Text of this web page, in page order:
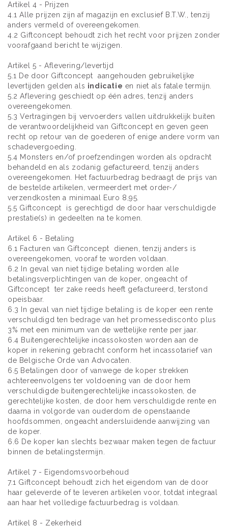
Artikel 4 - Prijzen
4.1 Alle prijzen zijn af magazijn en exclusief B.T.W., tenzij
anders vermeld of overeengekomen.
4.2 Giftconcept behoudt zich het recht voor prijzen zonder
voorafgaand bericht te wijzigen.
Artikel 5 - Aflevering/levertijd
5.1 De door Giftconcept aangehouden gebruikelijke
levertijden gelden als indicatie en niet als fatale termijn.
5.2 Aflevering geschiedt op één adres, tenzij anders
overeengekomen.
5.3 Vertragingen bij vervoerders vallen uitdrukkelijk buiten
de verantwoordelijkheid van Giftconcept en geven geen
recht op retour van de goederen of enige andere vorm van
schadevergoeding.
5.4 Monsters en/of proefzendingen worden als opdracht
behandeld en als zodanig gefactureerd, tenzij anders
overeengekomen. Het factuurbedrag bedraagt de prijs van
de bestelde artikelen, vermeerdert met order-/
verzendkosten a minimaal Euro 8,95.
5.5 Giftconcept is gerechtigd de door haar verschuldigde
prestatie(s) in gedeelten na te komen.
Artikel 6 - Betaling
6.1 Facturen van Giftconcept dienen, tenzij anders is
overeengekomen, vooraf te worden voldaan.
6.2 In geval van niet tijdige betaling worden alle
betalingsverplichtingen van de koper, ongeacht of
Giftconcept ter zake reeds heeft gefactureerd, terstond
opeisbaar.
6.3 In geval van niet tijdige betaling is de koper een rente
verschuldigd ten bedrage van het promessedisconto plus
3% met een minimum van de wettelijke rente per jaar.
6.4 Buitengerechtelijke incassokosten worden aan de
koper in rekening gebracht conform het incassotarief van
de Belgische Orde van Advocaten.
6.5 Betalingen door of vanwege de koper strekken
achtereenvolgens ter voldoening van de door hem
verschuldigde buitengerechtelijke incassokosten, de
gerechtelijke kosten, de door hem verschuldigde rente en
daarna in volgorde van ouderdom de openstaande
hoofdsommen, ongeacht andersluidende aanwijzing van
de koper.
6.6 De koper kan slechts bezwaar maken tegen de factuur
binnen de betalingstermijn.
Artikel 7 - Eigendomsvoorbehoud
7.1 Giftconcept behoudt zich het eigendom van de door
haar geleverde of te leveren artikelen voor, totdat integraal
aan haar het volledige factuurbedrag is voldaan.
Artikel 8 - Zekerheid